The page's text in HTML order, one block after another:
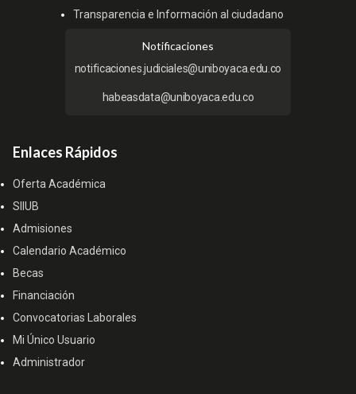
Transparencia e Información al ciudadano
Notificaciones
notificaciones.judiciales@uniboyaca.edu.co
habeasdata@uniboyaca.edu.co
Enlaces Rápidos
Oferta Académica
SIIUB
Admisiones
Calendario Académico
Becas
Financiación
Convocatorias Laborales
Mi Único Usuario
Administrador